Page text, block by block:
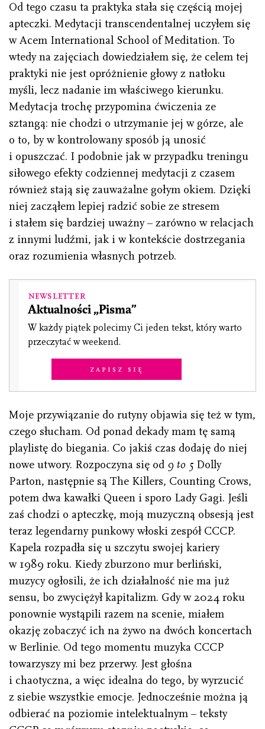
Od tego czasu ta praktyka stała się częścią mojej
apteczki. Medytacji transcendentalnej uczyłem się
w Acem International School of Meditation. To
wtedy na zajęciach dowiedziałem się, że celem tej
praktyki nie jest opróżnienie głowy z natłoku
myśli, lecz nadanie im właściwego kierunku.
Medytacja trochę przypomina ćwiczenia ze
sztangą: nie chodzi o utrzymanie jej w górze, ale
o to, by w kontrolowany sposób ją unosić
i opuszczać. I podobnie jak w przypadku treningu
siłowego efekty codziennej medytacji z czasem
również stają się zauważalne gołym okiem. Dzięki
niej zacząłem lepiej radzić sobie ze stresem
i stałem się bardziej uważny – zarówno w relacjach
z innymi ludźmi, jak i w kontekście dostrzegania
oraz rozumienia własnych potrzeb.
Newsletter
Aktualności „Pisma”
W każdy piątek polecimy Ci jeden tekst, który warto
przeczytać w weekend.
Zapisz się
Moje przywiązanie do rutyny objawia się też w tym,
czego słucham. Od ponad dekady mam tę samą
playlistę do biegania. Co jakiś czas dodaję do niej
nowe utwory. Rozpoczyna się od 9 to 5 Dolly
Parton, następnie są The Killers, Counting Crows,
potem dwa kawałki Queen i sporo Lady Gagi. Jeśli
zaś chodzi o apteczkę, moją muzyczną obsesją jest
teraz legendarny punkowy włoski zespół CCCP.
Kapela rozpadła się u szczytu swojej kariery
w 1989 roku. Kiedy zburzono mur berliński,
muzycy ogłosili, że ich działalność nie ma już
sensu, bo zwyciężył kapitalizm. Gdy w 2024 roku
ponownie wystąpili razem na scenie, miałem
okazję zobaczyć ich na żywo na dwóch koncertach
w Berlinie. Od tego momentu muzyka CCCP
towarzyszy mi bez przerwy. Jest głośna
i chaotyczna, a więc idealna do tego, by wyrzucić
z siebie wszystkie emocje. Jednocześnie można ją
odbierać na poziomie intelektualnym – teksty